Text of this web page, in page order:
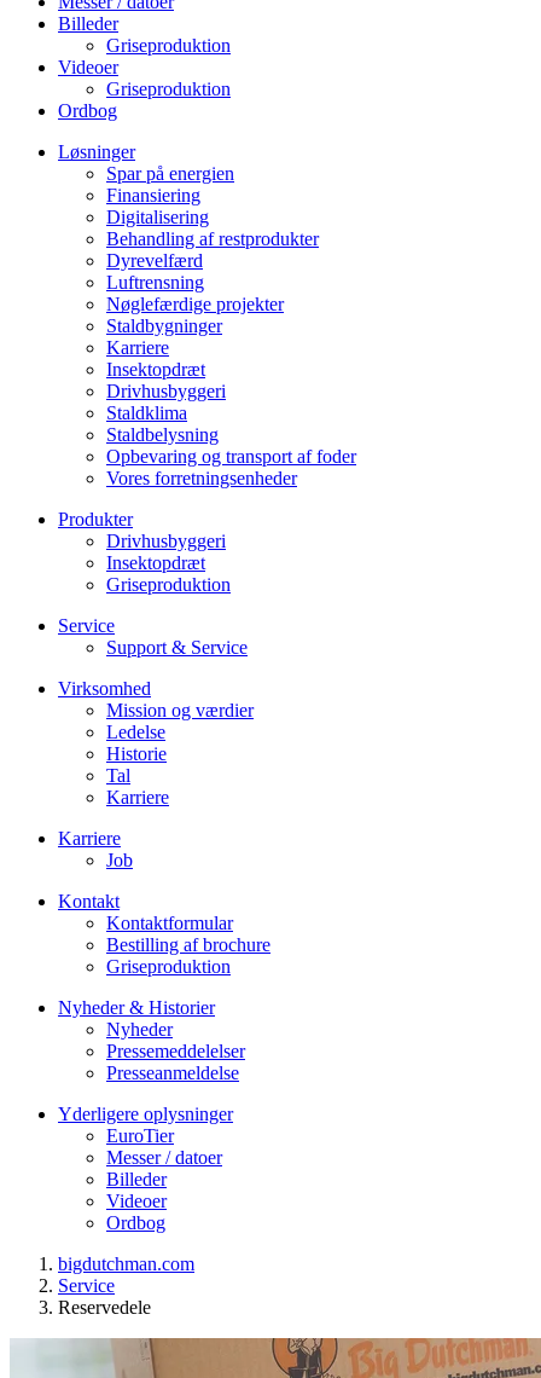
Billeder
Griseproduktion
Videoer
Griseproduktion
Ordbog
Løsninger
Spar på energien
Finansiering
Digitalisering
Behandling af restprodukter
Dyrevelfærd
Luftrensning
Nøglefærdige projekter
Staldbygninger
Karriere
Insektopdræt
Drivhusbyggeri
Staldklima
Staldbelysning
Opbevaring og transport af foder
Vores forretningsenheder
Produkter
Drivhusbyggeri
Insektopdræt
Griseproduktion
Service
Support & Service
Virksomhed
Mission og værdier
Ledelse
Historie
Tal
Karriere
Karriere
Job
Kontakt
Kontaktformular
Bestilling af brochure
Griseproduktion
Nyheder & Historier
Nyheder
Pressemeddelelser
Presseanmeldelse
Yderligere oplysninger
EuroTier
Messer / datoer
Billeder
Videoer
Ordbog
bigdutchman.com
Service
Reservedele